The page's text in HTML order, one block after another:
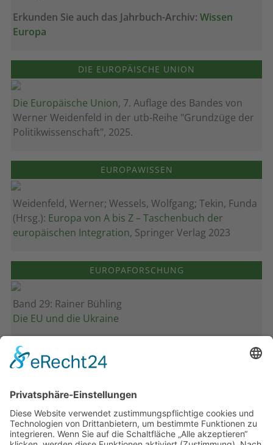
Erkunden Sie auch das Jahrbuch-Archiv: Wissen
Europa
DIE EUROPÄISCHE UNION
Die Europäische Union, 7. Auflage des Bandes von
Werner Weidenfeld in der utb-Reihe "Grundzüge der
Politikwissenschaft", 2025.
EUROPAWISSEN
Weidenfeld, Werner; Wessels, Wolfgang; Tekin, Funda
(Hrsg.): Europa von A bis Z – Taschenbuch der
europäischen Integration, Springer Verlag 2023
EUROPAFORSCHUNG
Band 29: Rainer Bühling
Die EU und die Ukraine
Band 28: Andrea Zeller
Eurorettung um jeden Preis?
Band 27: Thomas Jansen
Europa verstehen